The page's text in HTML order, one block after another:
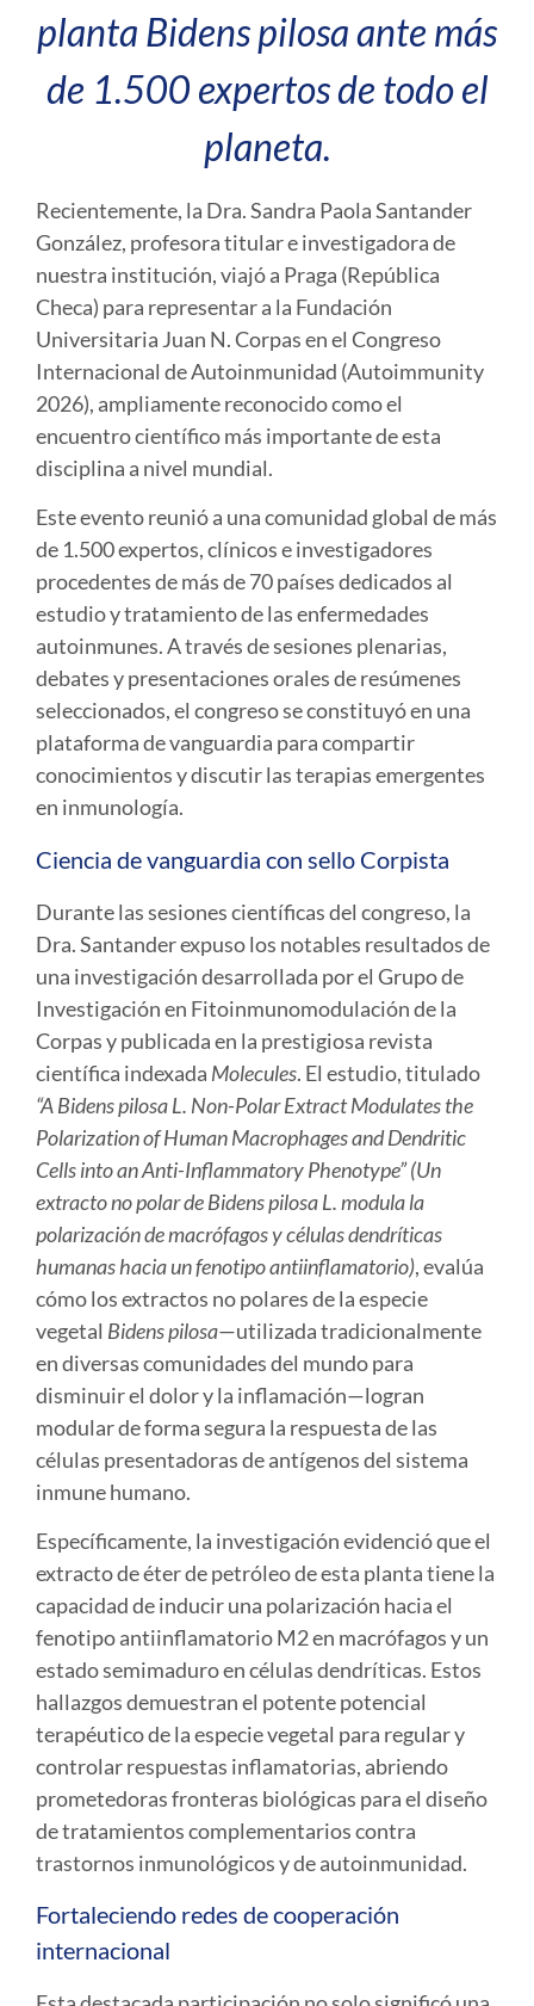
planta Bidens pilosa ante más
de 1.500 expertos de todo el
planeta.
Recientemente, la Dra. Sandra Paola Santander
González, profesora titular e investigadora de
nuestra institución, viajó a Praga (República
Checa) para representar a la Fundación
Universitaria Juan N. Corpas en el Congreso
Internacional de Autoinmunidad (Autoimmunity
2026), ampliamente reconocido como el
encuentro científico más importante de esta
disciplina a nivel mundial.
Este evento reunió a una comunidad global de más
de 1.500 expertos, clínicos e investigadores
procedentes de más de 70 países dedicados al
estudio y tratamiento de las enfermedades
autoinmunes. A través de sesiones plenarias,
debates y presentaciones orales de resúmenes
seleccionados, el congreso se constituyó en una
plataforma de vanguardia para compartir
conocimientos y discutir las terapias emergentes
en inmunología.
Ciencia de vanguardia con sello Corpista
Durante las sesiones científicas del congreso, la
Dra. Santander expuso los notables resultados de
una investigación desarrollada por el Grupo de
Investigación en Fitoinmunomodulaciónde la
Corpas y publicada en la prestigiosa revista
científica indexada Molecules. El estudio, titulado
“A Bidens pilosa L. Non-Polar Extract Modulates the
Polarization of Human Macrophages and Dendritic
Cells into an Anti-Inflammatory Phenotype” (Un
extracto no polar de Bidens pilosa L. modula la
polarización de macrófagos y células dendríticas
humanas hacia un fenotipo antiinflamatorio), evalúa
cómo los extractos no polares de la especie
vegetal Bidens pilosa—utilizada tradicionalmente
en diversas comunidades del mundo para
disminuir el dolor y la inflamación—logran
modular de forma segura la respuesta de las
células presentadoras de antígenos del sistema
inmune humano.
Específicamente, la investigación evidenció que el
extracto de éter de petróleo de esta planta tiene la
capacidad de inducir una polarización hacia el
fenotipo antiinflamatorio M2 en macrófagos y un
estado semimaduro en células dendríticas. Estos
hallazgos demuestran el potente potencial
terapéutico de la especie vegetal para regular y
controlar respuestas inflamatorias, abriendo
prometedoras fronteras biológicas para el diseño
de tratamientos complementarios contra
trastornos inmunológicos y de autoinmunidad.
Fortaleciendo redes de cooperación
internacional